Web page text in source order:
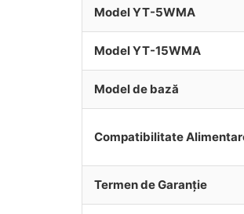
Model YT-5WMA
Model YT-15WMA
Model de bază
Compatibilitate
Termen de Garanție